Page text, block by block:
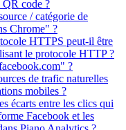
QR code ?
/ catégorie de
Chrome" ?
HTTPS peut-il être
le protocole HTTP ?
?
de trafic naturelles
mobiles ?
écarts entre les clics qui
Facebook et les